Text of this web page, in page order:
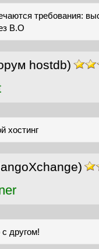
требования:
В.О
hostdb)
хостинг
другом!